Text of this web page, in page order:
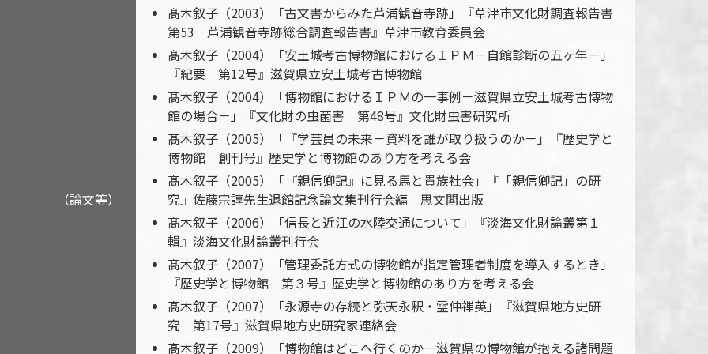
（論文等）
髙木叙子（2003）「古文書からみた芦浦観音寺跡」『草津市文化財調査報告書
第53 芦浦観音寺跡総合調査報告書』草津市教育委員会
髙木叙子（2004）「安土城考古博物館におけるＩＰＭ－自館診断の五ヶ年－」
『紀要 第12号』滋賀県立安土城考古博物館
髙木叙子（2004）「博物館におけるＩＰＭの一事例－滋賀県立安土城考古博物
館の場合－」『文化財の虫菌害 第48号』文化財虫害研究所
髙木叙子（2005）「『学芸員の未来－資料を誰が取り扱うのか－」『歴史学と
博物館 創刊号』歴史学と博物館のあり方を考える会
髙木叙子（2005）「『親信卿記』に見る馬と貴族社会」『「親信卿記」の研
究』佐藤宗諄先生退館記念論文集刊行会編 思文閣出版
髙木叙子（2006）「信長と近江の水陸交通について」『淡海文化財論叢第１
輯』淡海文化財論叢刊行会
髙木叙子（2007）「管理委託方式の博物館が指定管理者制度を導入するとき」
『歴史学と博物館 第３号』歴史学と博物館のあり方を考える会
髙木叙子（2007）「永源寺の存続と弥天永釈・霊仲禅英」『滋賀県地方史研
究 第17号』滋賀県地方史研究家連絡会
髙木叙子（2009）「博物館はどこへ行くのか－滋賀県の博物館が抱える諸問題